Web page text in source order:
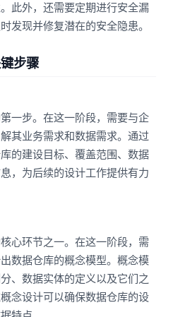
此外，还需要定期进行安全漏
发现并修复潜在的安全隐患。
步骤
一步。在这一阶段，需要与企
其业务需求和数据需求。通过
的建设目标、覆盖范围、数据
，为后续的设计工作提供有力
心环节之一。在这一阶段，需
数据仓库的概念模型。概念模
、数据实体的定义以及它们之
念设计可以确保数据仓库的设